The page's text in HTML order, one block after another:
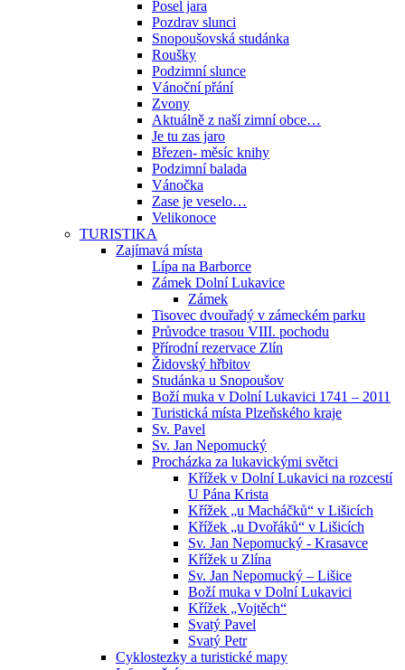
Posel jara
Pozdrav slunci
Snopoušovská studánka
Roušky
Podzimní slunce
Vánoční přání
Zvony
Aktuálně z naší zimní obce…
Je tu zas jaro
Březen- měsíc knihy
Podzimní balada
Vánočka
Zase je veselo…
Velikonoce
TURISTIKA
Zajímavá místa
Lípa na Barborce
Zámek Dolní Lukavice
Zámek
Tisovec dvouřadý v zámeckém parku
Průvodce trasou VIII. pochodu
Přírodní rezervace Zlín
Židovský hřbitov
Studánka u Snopoušov
Boží muka v Dolní Lukavici 1741 – 2011
Turistická místa Plzeňského kraje
Sv. Pavel
Sv. Jan Nepomucký
Procházka za lukavickými světci
Křížek v Dolní Lukavici na rozcestí
U Pána Krista
Křížek „u Macháčků“ v Lišicích
Křížek „u Dvořáků“ v Lišicích
Sv. Jan Nepomucký - Krasavce
Křížek u Zlína
Sv. Jan Nepomucký – Lišice
Boží muka v Dolní Lukavici
Křížek „Vojtěch“
Svatý Pavel
Svatý Petr
Cyklostezky a turistické mapy